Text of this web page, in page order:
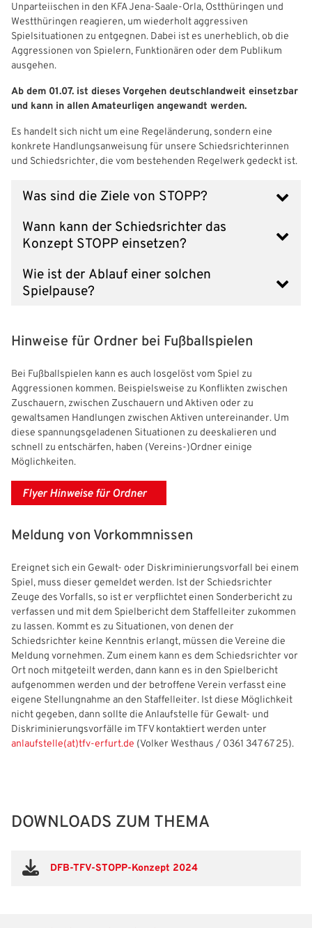
Unparteiischen in den KFA Jena-Saale-Orla, Ostthüringen und
Westthüringen reagieren, um wiederholt aggressiven
Spielsituationen zu entgegnen. Dabei ist es unerheblich, ob die
Aggressionen von Spielern, Funktionären oder dem Publikum
ausgehen.
Ab dem 01.07. ist dieses Vorgehen deutschlandweit einsetzbar
und kann in allen Amateurligen angewandt werden.
Es handelt sich nicht um eine Regeländerung, sondern eine
konkrete Handlungsanweisung für unsere Schiedsrichterinnen
und Schiedsrichter, die vom bestehenden Regelwerk gedeckt ist.
Was sind die Ziele von STOPP?
Wann kann der Schiedsrichter das
Konzept STOPP einsetzen?
Wie ist der Ablauf einer solchen
Spielpause?
Hinweise für Ordner bei Fußballspielen
Bei Fußballspielen kann es auch losgelöst vom Spiel zu
Aggressionen kommen. Beispielsweise zu Konflikten zwischen
Zuschauern, zwischen Zuschauern und Aktiven oder zu
gewaltsamen Handlungen zwischen Aktiven untereinander. Um
diese spannungsgeladenen Situationen zu deeskalieren und
schnell zu entschärfen, haben (Vereins-)Ordner einige
Möglichkeiten.
Flyer Hinweise für Ordner
Meldung von Vorkommnissen
Ereignet sich ein Gewalt- oder Diskriminierungsvorfall bei einem
Spiel, muss dieser gemeldet werden. Ist der Schiedsrichter
Zeuge des Vorfalls, so ist er verpflichtet einen Sonderbericht zu
verfassen und mit dem Spielbericht dem Staffelleiter zukommen
zu lassen. Kommt es zu Situationen, von denen der
Schiedsrichter keine Kenntnis erlangt, müssen die Vereine die
Meldung vornehmen. Zum einem kann es dem Schiedsrichter vor
Ort noch mitgeteilt werden, dann kann es in den Spielbericht
aufgenommen werden und der betroffene Verein verfasst eine
eigene Stellungnahme an den Staffelleiter. Ist diese Möglichkeit
nicht gegeben, dann sollte die Anlaufstelle für Gewalt- und
Diskriminierungsvorfälle im TFV kontaktiert werden unter
anlaufstelle(at)tfv-erfurt.de (Volker Westhaus / 0361 347 67 25).
DOWNLOADS ZUM THEMA
DFB-TFV-STOPP-Konzept 2024